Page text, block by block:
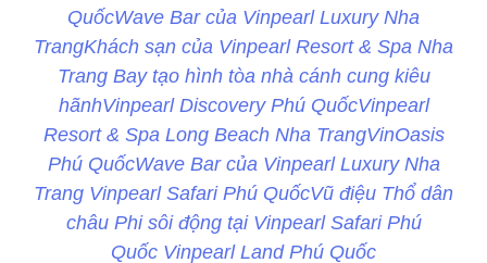
QuốcWave Bar của Vinpearl Luxury Nha
TrangKhách sạn của Vinpearl Resort & Spa Nha
Trang Bay tạo hình tòa nhà cánh cung kiêu
hãnhVinpearl Discovery Phú QuốcVinpearl
Resort & Spa Long Beach Nha TrangVinOasis
Phú QuốcWave Bar của Vinpearl Luxury Nha
Trang Vinpearl Safari Phú QuốcVũ điệu Thổ dân
châu Phi sôi động tại Vinpearl Safari Phú
Quốc Vinpearl Land Phú Quốc